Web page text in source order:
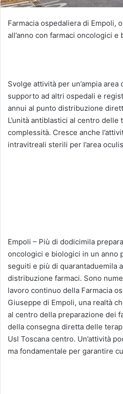
Farmacia ospedaliera di Empoli,
all’anno con farmaci oncologici e
Svolge attività per un’ampia
supporto ad altri ospedali e
annui al punto distribuzione
L’unità antiblastici al centro delle
complessità. Cresce anche
intravitreali sterili per l’area
Empoli – Più di dodicimila
oncologici e biologici in un anno
seguiti e più di quarantaduemila
distribuzione farmaci. Sono
lavoro continuo della Farmacia
Giuseppe di Empoli, una realtà
al centro della preparazione dei
della consegna diretta delle
Usl Toscana centro. Un’attività
ma fondamentale per garantire